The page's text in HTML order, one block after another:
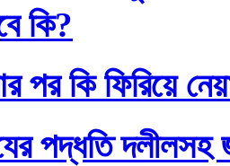
কি?
পর কি ফিরিয়ে
পদ্ধতি দলীলসহ